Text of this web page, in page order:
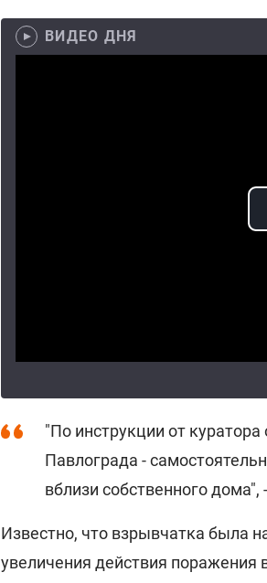
ВИДЕО ДНЯ
"По инструкции от
Павлограда -
вблизи собственного
Известно, что взрывчатка была
увеличения действия поражения